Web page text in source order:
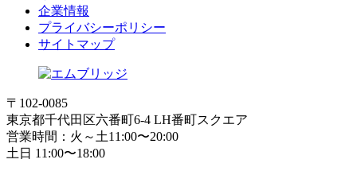
企業情報
プライバシーポリシー
サイトマップ
〒102-0085
東京都千代田区六番町6-4 LH番町スクエア
営業時間：火～土11:00〜20:00
土日 11:00〜18:00